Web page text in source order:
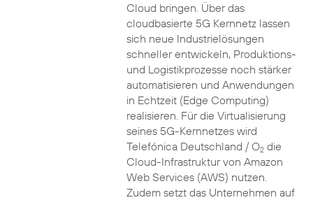
Cloud bringen. Über das
cloudbasierte 5G Kernnetz lassen
sich neue Industrielösungen
schneller entwickeln, Produktions-
und Logistikprozesse noch stärker
automatisieren und Anwendungen
in Echtzeit (Edge Computing)
realisieren. Für die Virtualisierung
seines 5G-Kernnetzes wird
Telefónica Deutschland / O2die
Cloud-Infrastruktur von Amazon
Web Services (AWS) nutzen.
Zudem setzt das Unternehmen auf